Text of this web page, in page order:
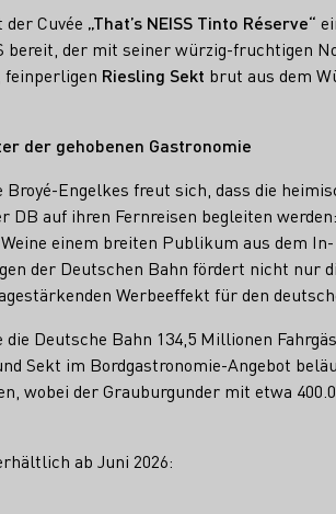
Cuvée „That’s NEISS Tinto Réserve“
bereit, der mit seiner würzig-fruchtigen
feinperligen Riesling Sekt brut aus dem
der gehobenen Gastronomie
Engelkes freut sich, dass die
DB auf ihren Fernreisen begleiten
einem breiten Publikum aus dem
der Deutschen Bahn fördert nicht nur
Werbeeffekt für den
Deutsche Bahn 134,5 Millionen
Sekt im Bordgastronomie-Angebot
wobei der Grauburgunder mit etwa
ab Juni 2026: